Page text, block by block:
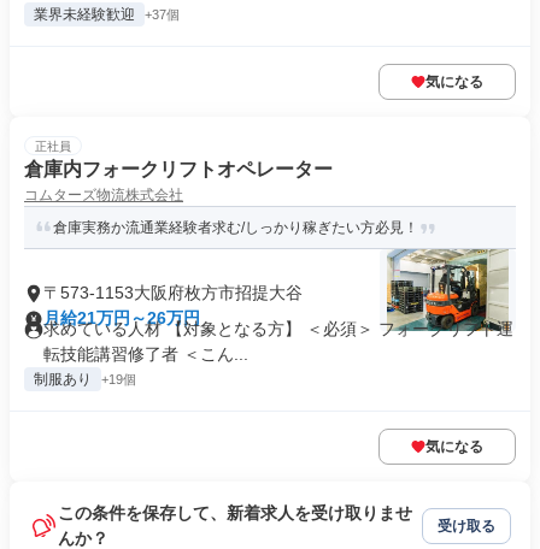
業界未経験歓迎 +37個
気になる
正社員
倉庫内フォークリフトオペレーター
コムターズ物流株式会社
倉庫実務か流通業経験者求む/しっかり稼ぎたい方必見！
〒573-1153大阪府枚方市招提大谷
月給21万円～26万円
求めている人材 【対象となる方】 ＜必須＞ フォークリフト運
転技能講習修了者 ＜こん...
制服あり +19個
気になる
この条件を保存して、新着求人を受け取りませ
んか？
受け取る